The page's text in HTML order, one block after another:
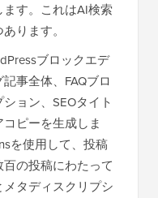
す。これはAI検索
ります。
ブロックエデ
事全体、FAQブロ
ョン、SEOタイト
ピーを生成しま
を使用して、投稿
の投稿にわたって
タディスクリプシ